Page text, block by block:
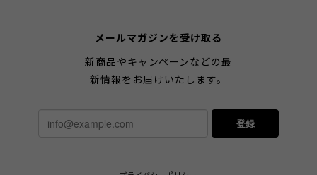
メールマガジンを受け取る
新商品やキャンペーンなどの最
新情報をお届けいたします。
登録